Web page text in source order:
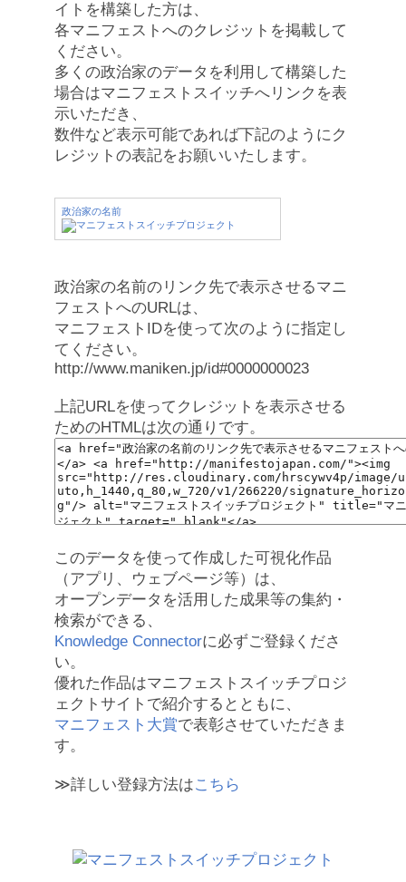
イトを構築した方は、
各マニフェストへのクレジットを掲載して
ください。
多くの政治家のデータを利用して構築した
場合はマニフェストスイッチへリンクを表
示いただき、
数件など表示可能であれば下記のようにク
レジットの表記をお願いいたします。
政治家の名前
政治家の名前のリンク先で表示させるマニ
フェストへのURLは、
マニフェストIDを使って次のように指定し
てください。
http://www.maniken.jp/id#0000000023
上記URLを使ってクレジットを表示させる
ためのHTMLは次の通りです。
このデータを使って作成した可視化作品
（アプリ、ウェブページ等）は、
オープンデータを活用した成果等の集約・
検索ができる、
Knowledge Connectorに必ずご登録くださ
い。
優れた作品はマニフェストスイッチプロジ
ェクトサイトで紹介するとともに、
マニフェスト大賞で表彰させていただきま
す。
≫詳しい登録方法はこちら